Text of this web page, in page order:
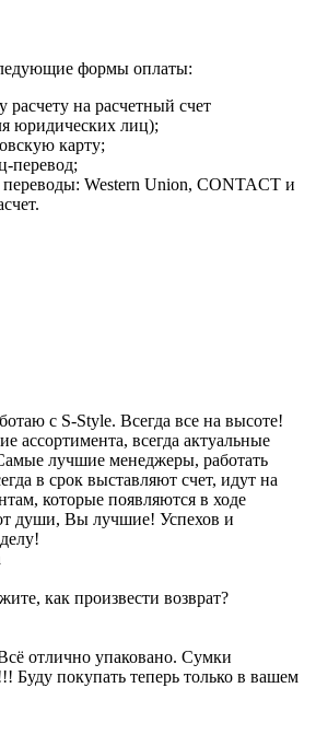
формы оплаты:
расчету на расчетный счет
юридических лиц);
карту;
перевод;
Western Union, CONTACT и
с S-Style. Всегда все на высоте!
ассортимента, всегда актуальные
лучшие менеджеры, работать
в срок выставляют счет, идут на
которые появляются в ходе
души, Вы лучшие! Успехов и
как произвести возврат?
отлично упаковано. Сумки
Буду покупать теперь только в вашем